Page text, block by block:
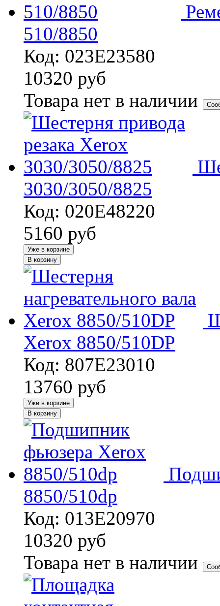
510/8850
Код: 023E23580
10320 руб
Товара нет в наличии
3030/3050/8825
Код: 020E48220
5160 руб
Уже в корзине
В корзину
Xerox 8850/510DP
Код: 807E23010
13760 руб
Уже в корзине
В корзину
8850/510dp
Код: 013E20970
10320 руб
Товара нет в наличии